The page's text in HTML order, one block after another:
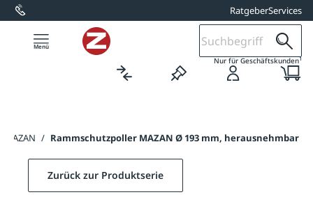
springen RatgeberServices
Nur für Geschäftskunden1
MAZAN / Rammschutzpoller MAZAN Ø 193 mm, herausnehmbar
Zurück zur Produktserie